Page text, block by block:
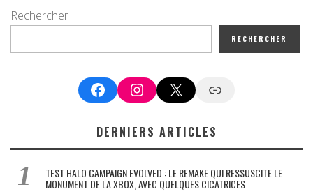
Rechercher
RECHERCHER
FacebookInstagram
X Google News
DERNIERS ARTICLES
TEST HALO CAMPAIGN EVOLVED : LE REMAKE QUI RESSUSCITE LE
MONUMENT DE LA XBOX, AVEC QUELQUES CICATRICES